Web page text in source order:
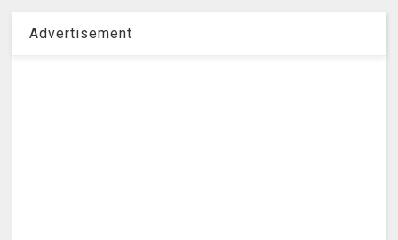
Advertisement